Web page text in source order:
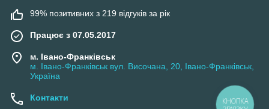
99% позитивних з 219 відгуків за рік
Працює з 07.05.2017
м. Івано-Франківськ
м. Івано-Франківськ вул. Височана, 20, Івано-Франківськ,
Україна
Контакти
КНОПКА